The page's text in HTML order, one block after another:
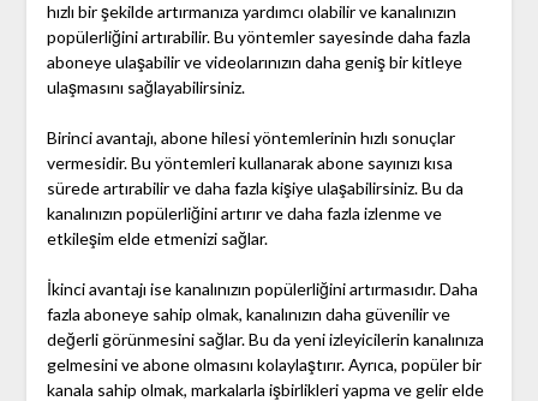
hızlı bir şekilde artırmanıza yardımcı olabilir ve kanalınızın
popülerliğini artırabilir. Bu yöntemler sayesinde daha fazla
aboneye ulaşabilir ve videolarınızın daha geniş bir kitleye
ulaşmasını sağlayabilirsiniz.
Birinci avantajı, abone hilesi yöntemlerinin hızlı sonuçlar
vermesidir. Bu yöntemleri kullanarak abone sayınızı kısa
sürede artırabilir ve daha fazla kişiye ulaşabilirsiniz. Bu da
kanalınızın popülerliğini artırır ve daha fazla izlenme ve
etkileşim elde etmenizi sağlar.
İkinci avantajı ise kanalınızın popülerliğini artırmasıdır. Daha
fazla aboneye sahip olmak, kanalınızın daha güvenilir ve
değerli görünmesini sağlar. Bu da yeni izleyicilerin kanalınıza
gelmesini ve abone olmasını kolaylaştırır. Ayrıca, popüler bir
kanala sahip olmak, markalarla işbirlikleri yapma ve gelir elde